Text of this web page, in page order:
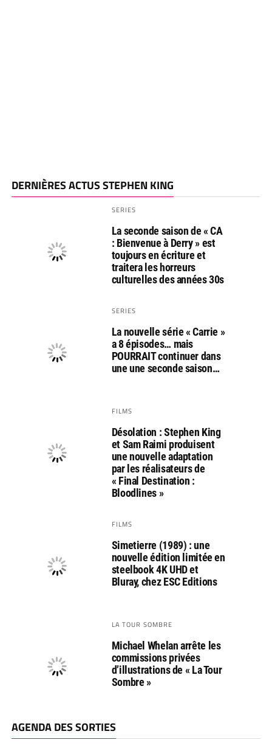
DERNIÈRES ACTUS STEPHEN KING
SERIES
La seconde saison de « CA
: Bienvenue à Derry » est
toujours en écriture et
traitera les horreurs
culturelles des années 30s
SERIES
La nouvelle série « Carrie »
a 8 épisodes… mais
POURRAIT continuer dans
une une seconde saison…
FILMS
Désolation : Stephen King
et Sam Raimi produisent
une nouvelle adaptation
par les réalisateurs de
« Final Destination :
Bloodlines »
FILMS
Simetierre (1989) : une
nouvelle édition limitée en
steelbook 4K UHD et
Bluray, chez ESC Editions
LA TOUR SOMBRE
Michael Whelan arrête les
commissions privées
d’illustrations de « La Tour
Sombre »
AGENDA DES SORTIES